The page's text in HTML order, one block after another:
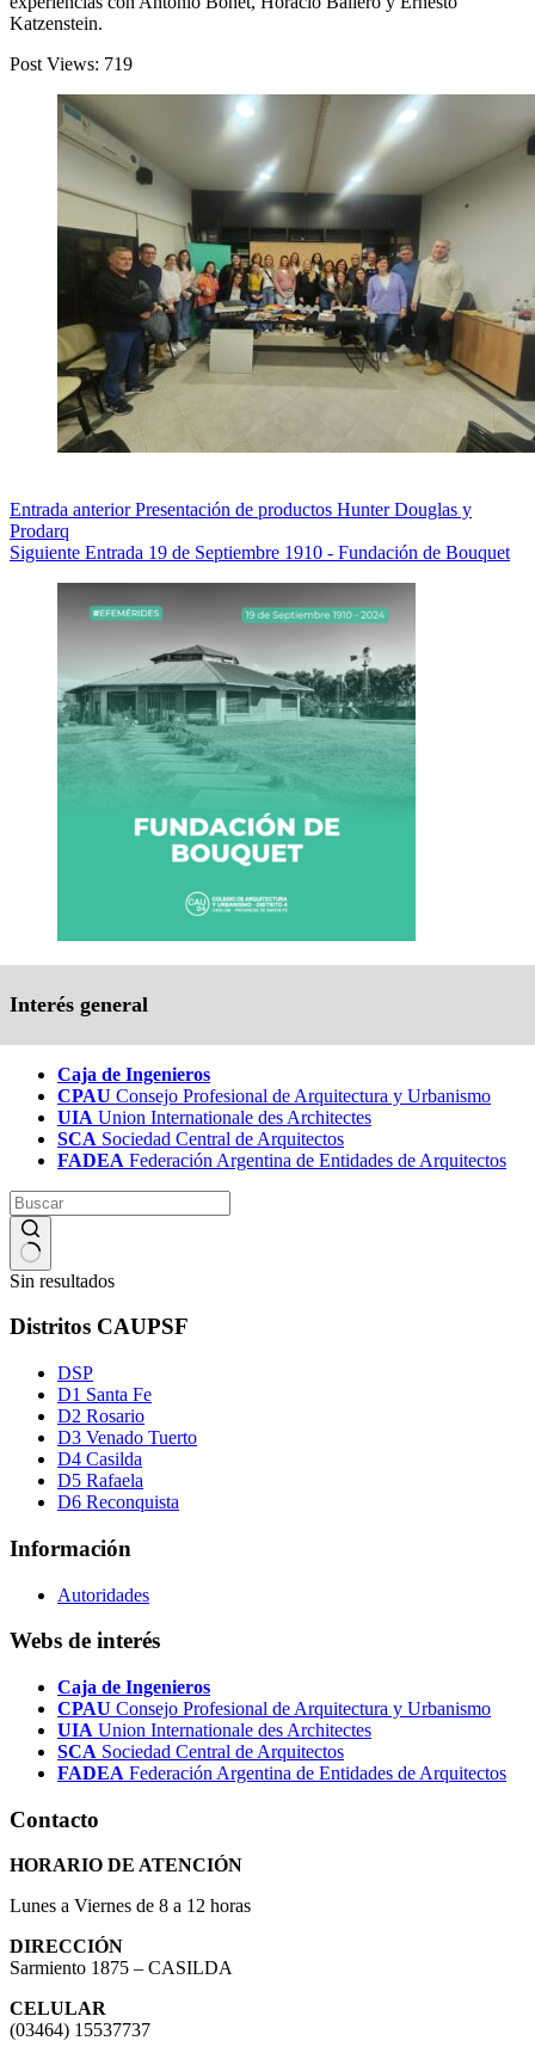
Katzenstein.
Post Views: 719
Entrada anteriorPresentación de productos Hunter Douglas y
Prodarq
Siguiente Entrada 19 de Septiembre 1910 - Fundación de Bouquet
Interés general
Caja de Ingenieros
CPAU Consejo Profesional de Arquitectura y Urbanismo
UIA Union Internationale des Architectes
SCA Sociedad Central de Arquitectos
FADEA Federación Argentina de Entidades de Arquitectos
Sin resultados
Distritos CAUPSF
DSP
D1 Santa Fe
D2 Rosario
D3 Venado Tuerto
D4 Casilda
D5 Rafaela
D6 Reconquista
Información
Autoridades
Webs de interés
Caja de Ingenieros
CPAU Consejo Profesional de Arquitectura y Urbanismo
UIA Union Internationale des Architectes
SCA Sociedad Central de Arquitectos
FADEA Federación Argentina de Entidades de Arquitectos
Contacto
HORARIO DE ATENCIÓN
Lunes a Viernes de 8 a 12 horas
DIRECCIÓN
Sarmiento 1875 – CASILDA
CELULAR
(03464) 15537737